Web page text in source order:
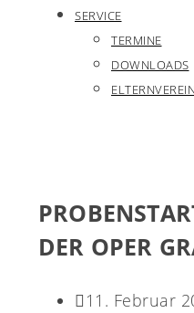
SERVICE
TERMINE
DOWNLOADS
ELTERNVEREIN
DER OPER
11. Februar